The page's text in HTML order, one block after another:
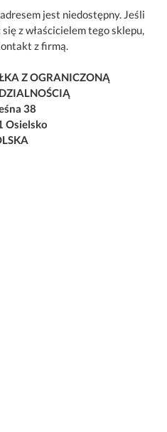
jest niedostępny. Jeśli
z właścicielem tego sklepu,
z firmą.
Z OGRANICZONĄ
38
Osielsko